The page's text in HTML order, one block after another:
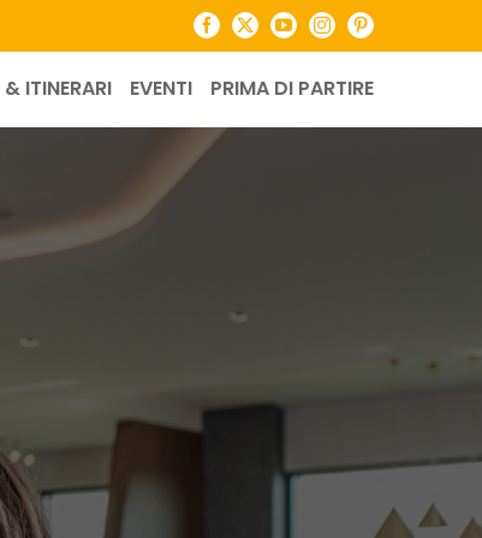
Facebook
X YouTubeInstagramPinterest
& ITINERARI EVENTI PRIMA DI PARTIRE